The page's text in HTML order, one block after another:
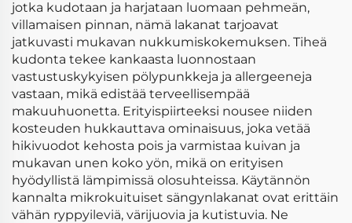
jotka kudotaan ja harjataan luomaan pehmeän,
villamaisen pinnan, nämä lakanat tarjoavat
jatkuvasti mukavan nukkumiskokemuksen. Tiheä
kudonta tekee kankaasta luonnostaan
vastustuskykyisen pölypunkkeja ja allergeeneja
vastaan, mikä edistää terveellisempää
makuuhuonetta. Erityispiirteeksi nousee niiden
kosteuden hukkauttava ominaisuus, joka vetää
hikivuodot kehosta pois ja varmistaa kuivan ja
mukavan unen koko yön, mikä on erityisen
hyödyllistä lämpimissä olosuhteissa. Käytännön
kannalta mikrokuituiset sängynlakanat ovat erittäin
vähän ryppyileviä, värijuovia ja kutistuvia. Ne